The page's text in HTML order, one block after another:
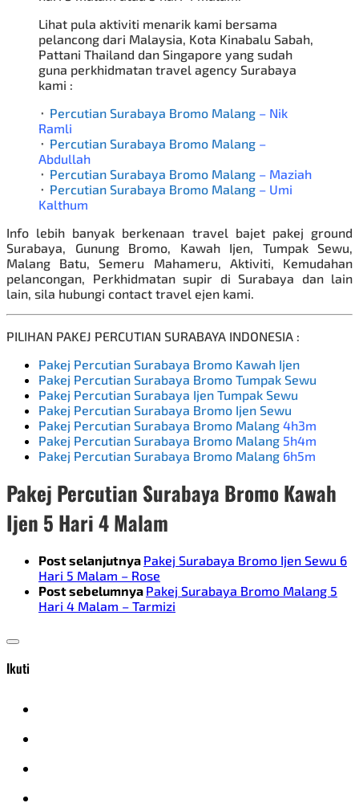
Lihat pula aktiviti menarik kami bersama
pelancong dari Malaysia, Kota Kinabalu Sabah,
Pattani Thailand dan Singapore yang sudah
guna perkhidmatan travel agency Surabaya
kami :
⬞ Percutian Surabaya Bromo Malang – Nik
Ramli
⬞ Percutian Surabaya Bromo Malang –
Abdullah
⬞ Percutian Surabaya Bromo Malang – Maziah
⬞ Percutian Surabaya Bromo Malang – Umi
Kalthum
Info lebih banyak berkenaan travel bajet pakej ground
Surabaya , Gunung Bromo, Kawah Ijen, Tumpak Sewu,
Malang Batu, Semeru Mahameru, Aktiviti, Kemudahan
pelancongan, Perkhidmatan supir di Surabaya dan lain
lain, sila hubungi contact travel ejen kami.
PILIHAN PAKEJ PERCUTIAN SURABAYA INDONESIA :
Pakej Percutian Surabaya Bromo Kawah Ijen
Pakej Percutian Surabaya Bromo Tumpak Sewu
Pakej Percutian Surabaya Ijen Tumpak Sewu
Pakej Percutian Surabaya Bromo Ijen Sewu
Pakej Percutian Surabaya Bromo Malang 4h3m
Pakej Percutian Surabaya Bromo Malang 5h4m
Pakej Percutian Surabaya Bromo Malang 6h5m
Pakej Percutian Surabaya Bromo Kawah
Ijen 5 Hari 4 Malam
Post selanjutnya Pakej Surabaya Bromo Ijen Sewu 6
Hari 5 Malam – Rose
Post sebelumnya Pakej Surabaya Bromo Malang 5
Hari 4 Malam – Tarmizi
Ikuti